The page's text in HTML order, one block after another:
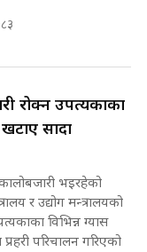
SIDHAKURA |
|
मेडिकल काउन्सीलको
भौतारिदै सुवास
||
रोक्न उपत्यकाका
खटाए सादा
भइरहेको
र उद्योग मन्त्रालयको
विभिन्न ग्यास
परिचालन गरिएको